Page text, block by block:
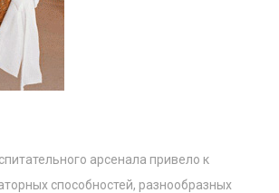
арсенала привело к
способностей, разнообразных